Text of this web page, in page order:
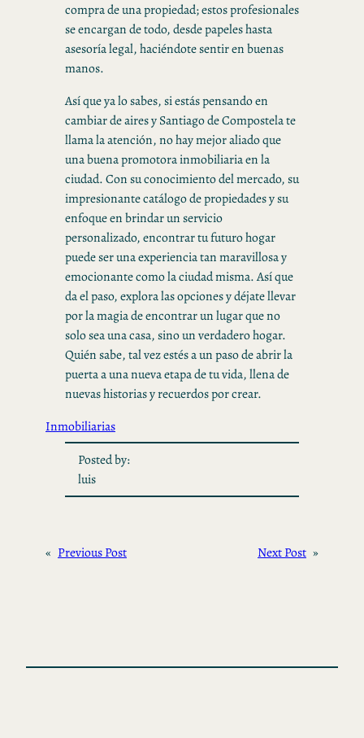
compra de una propiedad; estos profesionales
se encargan de todo, desde papeles hasta
asesoría legal, haciéndote sentir en buenas
manos.
Así que ya lo sabes, si estás pensando en
cambiar de aires y Santiago de Compostela te
llama la atención, no hay mejor aliado que
una buena promotora inmobiliaria en la
ciudad. Con su conocimiento del mercado, su
impresionante catálogo de propiedades y su
enfoque en brindar un servicio
personalizado, encontrar tu futuro hogar
puede ser una experiencia tan maravillosa y
emocionante como la ciudad misma. Así que
da el paso, explora las opciones y déjate llevar
por la magia de encontrar un lugar que no
solo sea una casa, sino un verdadero hogar.
Quién sabe, tal vez estés a un paso de abrir la
puerta a una nueva etapa de tu vida, llena de
nuevas historias y recuerdos por crear.
Inmobiliarias
Posted by:
luis
« Previous Post Next Post »